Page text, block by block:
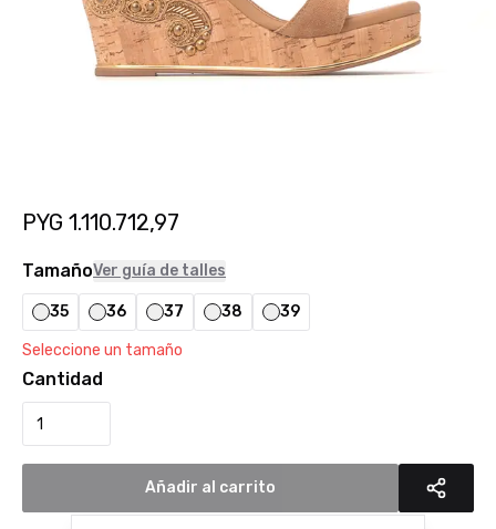
PYG 1.110.712,97
TamañoVer guía de talles
35 36 37 38 39
Seleccione un tamaño
Cantidad
Añadir al carrito